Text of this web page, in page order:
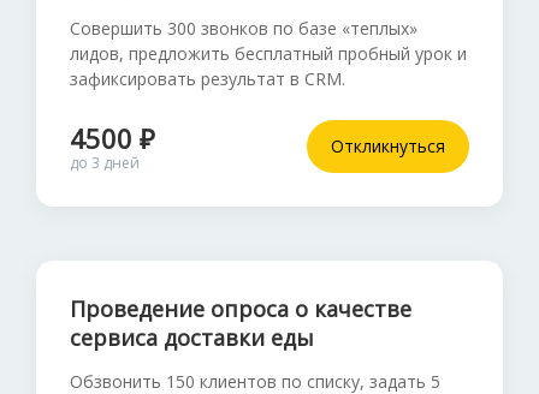
Совершить 300 звонков по базе «теплых»
лидов, предложить бесплатный пробный урок и
зафиксировать результат в CRM.
4500 ₽
до 3 дней
Откликнуться
Проведение опроса о качестве
сервиса доставки еды
Обзвонить 150 клиентов по списку, задать 5